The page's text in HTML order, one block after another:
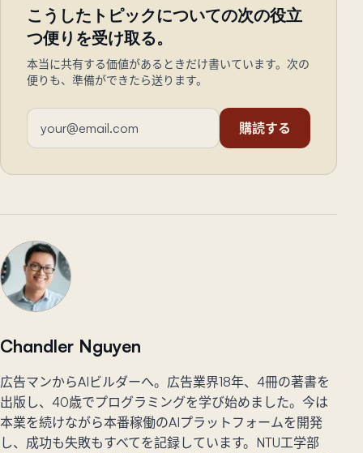
こうしたトピックについての次の役立
つ便りを受け取る。
本当に共有する価値があるときだけ書いています。次の
便りも、準備ができたら送ります。
メールアドレス
購読する
Chandler Nguyen
広告マンからAIビルダーへ。広告業界18年、4冊の著書を
出版し、40歳でプログラミングを学び始めました。今は
本業を続けながら本番稼働のAIプラットフォームを開発
し、成功も失敗もすべてを記録しています。NTU工学部